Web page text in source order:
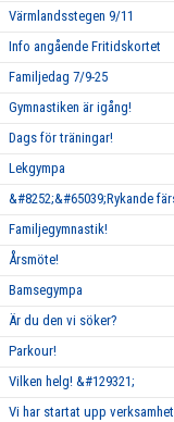
Värmlandsstegen 9/11
Info angående Fritidskortet
Familjedag 7/9-25
Gymnastiken är igång!
Dags för träningar!
Lekgympa
&#8252;&#65039;Rykande
Familjegymnastik!
Årsmöte!
Bamsegympa
Är du den vi söker?
Parkour!
Vilken helg! &#129321;
Vi har startat upp